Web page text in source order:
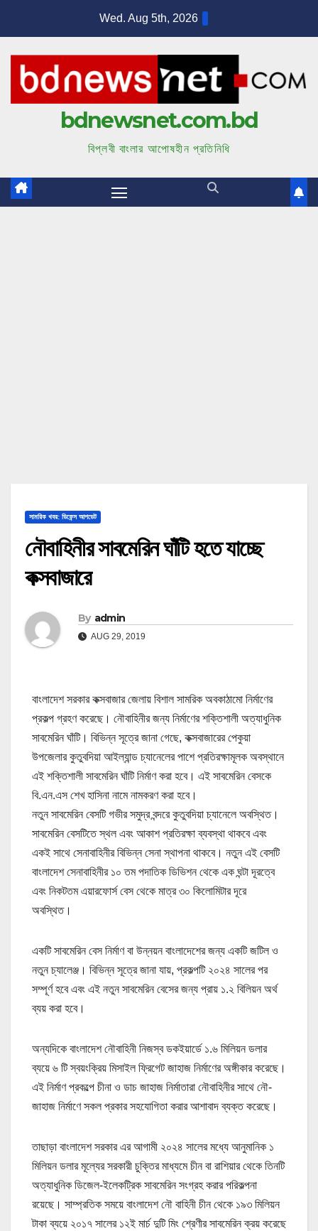
n
Wed. Aug 5th, 2026
bdnewsnet.com.bd
বিপ্লবী বাংলার আপোষহীন প্রতিনিধি
সামরিক খবর: ডিফেন্স আপডেট
নৌবাহিনীর সাবমেরিন ঘাঁটি হতে যাচ্ছে
কক্সবাজারে
By admin
AUG 29, 2019
বাংলাদেশ সরকার কক্সবাজার জেলায় বিশাল সামরিক অবকাঠামো নির্মাণের
প্রকল্প গ্রহণ করেছে। নৌবাহিনীর জন্য নির্মাণের শক্তিশালী অত্যাধুনিক
সাবমেরিন ঘাঁটি। বিভিন্ন সূত্রে জানা গেছে, কক্সবাজারের পেকুয়া
উপজেলার কুতুবদিয়া আইল্যান্ড চ্যানেলের পাশে প্রতিরক্ষামূলক অবস্থানে
এই শক্তিশালী সাবমেরিন ঘাঁটি নির্মাণ করা হবে। এই সাবমেরিন বেসকে
বি.এন.এস শেখ হাসিনা নামে নামকরণ করা হবে।
নতুন সাবমেরিন বেসটি গভীর সমুদ্র বন্দরে কুতুবদিয়া চ্যানেলে অবস্থিত।
সাবমেরিন বেসটিতে স্থল এবং আকাশ প্রতিরক্ষা ব্যবস্থা থাকবে এবং
একই সাথে সেনাবাহিনীর বিভিন্ন সেনা স্থাপনা থাকবে। নতুন এই বেসটি
বাংলাদেশ সেনাবাহিনীর ১০ তম পদাতিক ডিভিশন থেকে এক ঘন্টা দূরত্বে
এবং নিকটতম এয়ারফোর্স বেস থেকে মাত্র ৩০ কিলোমিটার দূরে
অবস্থিত।
একটি সাবমেরিন বেস নির্মাণ বা উন্নয়ন বাংলাদেশের জন্য একটি জটিল ও
নতুন চ্যালেঞ্জ। বিভিন্ন সূত্রে জানা যায়, প্রকল্পটি ২০২৪ সালের পর
সম্পূর্ণ হবে এবং এই নতুন সাবমেরিন বেসের জন্য প্রায় ১.২ ​​বিলিয়ন অর্থ
ব্যয় করা হবে।
অন্যদিকে বাংলাদেশ নৌবাহিনী নিজস্ব ডকইয়ার্ডে ১.৬ মিলিয়ন ডলার
ব্যয়ে ৬ টি স্বয়ংক্রিয় মিসাইল ফ্রিগেট জাহাজ নির্মাণের অঙ্গীকার করেছে।
এই নির্মাণ প্রকল্পে চীনা ও ডাচ জাহাজ নির্মাতারা নৌবাহিনীর সাথে নৌ-
জাহাজ নির্মাণে সকল প্রকার সহযোগিতা করার আশাবাদ ব্যক্ত করেছে।
তাছাড়া বাংলাদেশ সরকার এর আগামী ২০২৪ সালের মধ্যে আনুমানিক ১
মিলিয়ন ডলার মূল্যের সরকারী চুক্তির মাধ্যমে চীন বা রাশিয়ার থেকে তিনটি
অত্যাধুনিক ডিজেল-ইলেকট্রিক সাবমেরিন সংগ্রহ করার পরিকল্পনা
রয়েছে। সাম্প্রতিক সময়ে বাংলাদেশ নৌ বাহিনী চীন থেকে ১৯৩ মিলিয়ন
টাকা ব্যয়ে ২০১৭ সালের ১২ই মার্চ দুটি মিং শ্রেণীর সাবমেরিন ক্রয় করেছে